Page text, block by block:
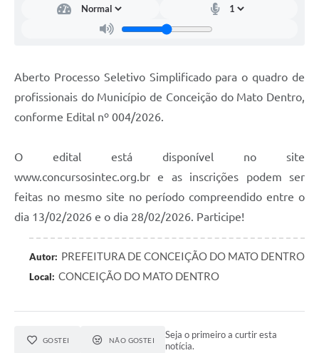
Notificações de Penalidades – Decisões
Notificações Obras e Posturas
Conselho Municipal de Conservação e Defesa do
Meio Ambiente-CODEMA
Contratos
Obras
Contas Públicas
Aberto Processo Seletivo Simplificado para o quadro de
profissionais do Município de Conceição do Mato Dentro,
conforme Edital nº 004/2026.
O edital está disponível no site
www.concursosintec.org.br e as inscrições podem ser
feitas no mesmo site no período compreendido entre o
dia 13/02/2026 e o dia 28/02/2026. Participe!
Autor: PREFEITURA DE CONCEIÇÃO DO MATO DENTRO
Local: CONCEIÇÃO DO MATO DENTRO
GOSTEI NÃO GOSTEI
Seja o primeiro a curtir esta
notícia.